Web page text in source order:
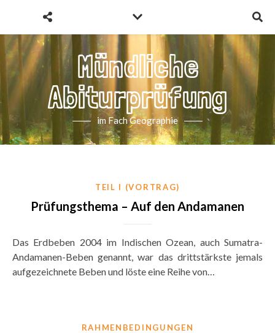
Mündliche
Abiturprüfung
im Fach Geographie
TEIL I (VORTRAG)
Prüfungsthema – Auf den Andamanen
Das Erdbeben 2004 im Indischen Ozean, auch Sumatra-
Andamanen-Beben genannt, war das drittstärkste jemals
aufgezeichnete Beben und löste eine Reihe von…
RAHMENBEDINGUNGEN